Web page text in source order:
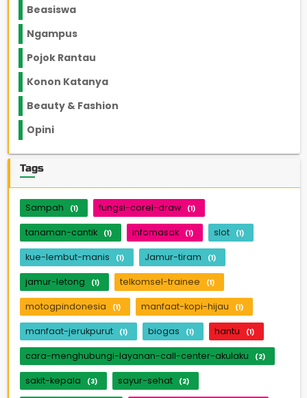
Beasiswa
Ngampus
Pojok Rantau
Konon Katanya
Beauty & Fashion
Opini
Tags
Sampah (1) fungsi-corel-draw (1)
tanaman-cantik (1) infomasak (1) slot (1)
kue-lembut-manis (1) Jamur-tiram (1)
jamur-letong (1) telkomsel-trainee (1)
motogpindonesia (1) manfaat-kopi-hijau (1)
manfaat-jerukpurut (1) biogas (1) hantu (1)
cara-menghubungi-layanan-call-center-akulaku (2)
sakit-kepala (3) sayur-sehat (2)